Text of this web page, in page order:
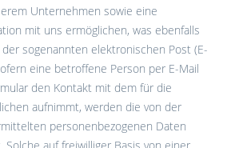
Unternehmen sowie eine
mit uns ermöglichen, was ebenfalls
sogenannten elektronischen Post (E-
eine betroffene Person per E-Mail
den Kontakt mit dem für die
aufnimmt, werden die von der
personenbezogenen Daten